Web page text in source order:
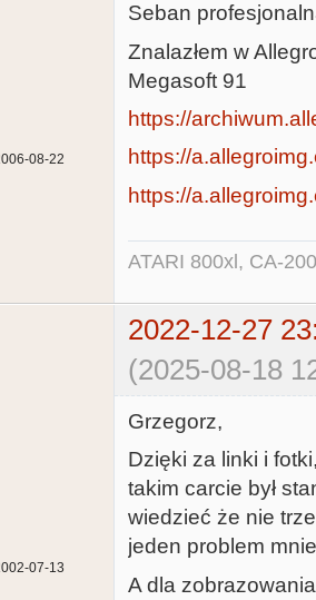
08-22
Seban
Znalazłem w
Megasoft 91
https://
https://
https://
ATARI 800xl, CA-
2022-12-27
(2025-08-18
07-13
Grzegorz,
Dzięki za linki i
takim carcie był
wiedzieć że nie
jeden problem
A dla